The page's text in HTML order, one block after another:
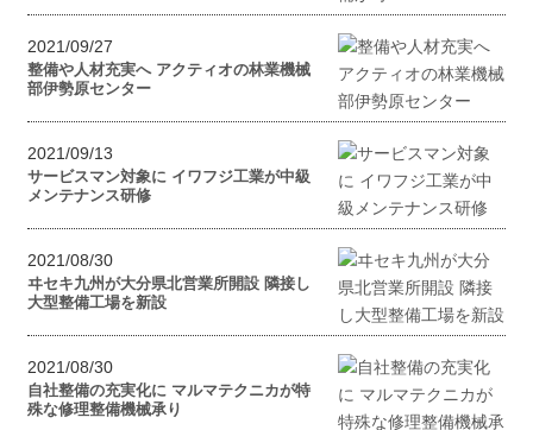
2021/09/27
整備や人材充実へ アクティオの林業機械
部伊勢原センター
2021/09/13
サービスマン対象に イワフジ工業が中級
メンテナンス研修
2021/08/30
ヰセキ九州が大分県北営業所開設 隣接し
大型整備工場を新設
2021/08/30
自社整備の充実化に マルマテクニカが特
殊な修理整備機械承り